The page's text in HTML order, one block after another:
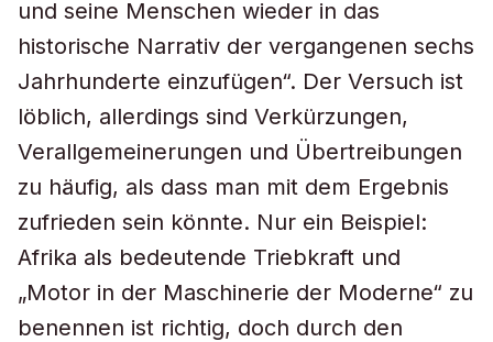
und seine Menschen wieder in das
historische Narrativ der vergangenen sechs
Jahrhunderte einzufügen“. Der Versuch ist
löblich, allerdings sind Verkürzungen,
Verallgemeinerungen und Übertreibungen
zu häufig, als dass man mit dem Ergebnis
zufrieden sein könnte. Nur ein Beispiel:
Afrika als bedeutende Triebkraft und
„Motor in der Maschinerie der Moderne“ zu
benennen ist richtig, doch durch den